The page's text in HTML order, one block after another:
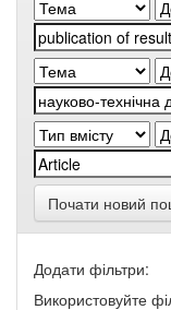
Почати новий
Додати фільтри:
Використовуйте